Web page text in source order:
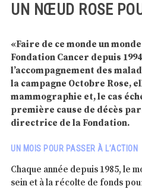
UN NŒUD ROSE
«Faire de ce monde un
Fondation Cancer depuis
l’accompagnement des
la campagne Octobre Rose,
mammographie et, le cas
première cause de décès
directrice de la Fondation.
UN MOIS POUR PASSER À L’ACTION
Chaque année depuis 1985, le
sein et à la récolte de fonds